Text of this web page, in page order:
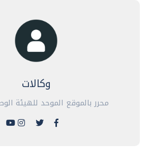
وكالات
محرر بالموقع الموحد للهيئة